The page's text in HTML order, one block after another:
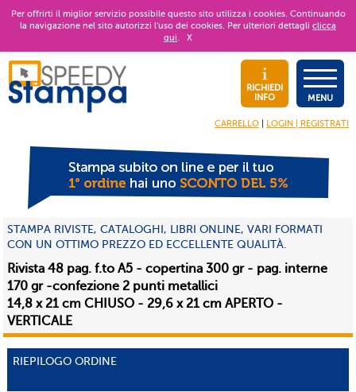
Per offrirti il miglior servizio possibile questo sito utilizza i cookies. Continuando
la navigazione nel sito autorizzi l’uso dei cookies. Per ulteriori dettagli clicca
qui. X
RICHIEDI
INFO
MENU
CARRELLO LOGIN | REGISTRATI
STAMPA RIVISTE, CATALOGHI, LIBRI ONLINE, VARI FORMATI
CON UN OTTIMO PREZZO ED ECCELLENTE QUALITÀ.
Rivista 48 pag. f.to A5 - copertina 300 gr - pag. interne
170 gr -confezione 2 punti metallici
14,8 x 21 cm CHIUSO - 29,6 x 21 cm APERTO -
VERTICALE
RIEPILOGO ORDINE